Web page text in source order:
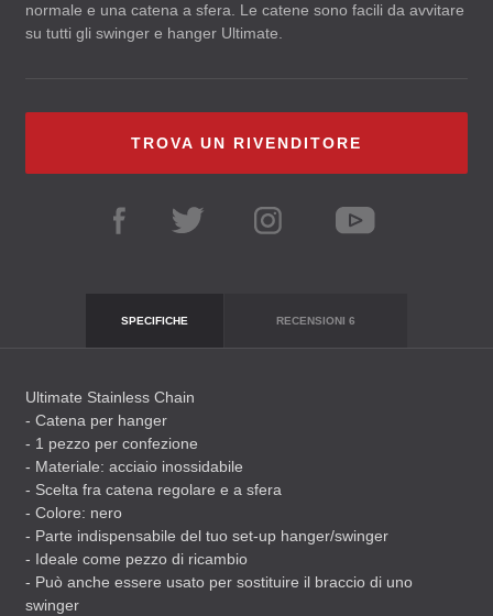
normale e una catena a sfera. Le catene sono facili da avvitare
su tutti gli swinger e hanger Ultimate.
TROVA UN RIVENDITORE
SPECIFICHE RECENSIONI 6
Ultimate Stainless Chain
- Catena per hanger
- 1 pezzo per confezione
- Materiale: acciaio inossidabile
- Scelta fra catena regolare e a sfera
- Colore: nero
- Parte indispensabile del tuo set-up hanger/swinger
- Ideale come pezzo di ricambio
- Può anche essere usato per sostituire il braccio di uno
swinger